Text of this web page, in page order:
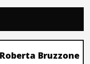
Bruzzone